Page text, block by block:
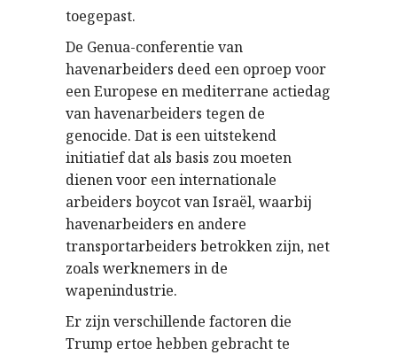
toegepast.
De Genua-conferentie van
havenarbeiders deed een oproep voor
een Europese en mediterrane actiedag
van havenarbeiders tegen de
genocide. Dat is een uitstekend
initiatief dat als basis zou moeten
dienen voor een internationale
arbeiders boycot van Israël, waarbij
havenarbeiders en andere
transportarbeiders betrokken zijn, net
zoals werknemers in de
wapenindustrie.
Er zijn verschillende factoren die
Trump ertoe hebben gebracht te